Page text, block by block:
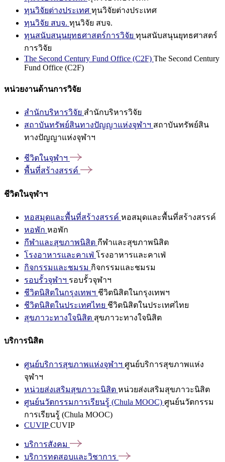
ทุนวิจัยต่างประเทศ ทุนวิจัยต่างประเทศ
ทุนวิจัย สบจ. ทุนวิจัย สบจ.
ทุนสนับสนุนยุทธศาสตร์การวิจัย ทุนสนับสนุนยุทธศาสตร์
การวิจัย
The Second Century Fund Office (C2F) The Second Century
Fund Office (C2F)
หน่วยงานด้านการวิจัย
สำนักบริหารวิจัย สำนักบริหารวิจัย
สถาบันทรัพย์สินทางปัญญาแห่งจุฬาฯ สถาบันทรัพย์สิน
ทางปัญญาแห่งจุฬาฯ
ชีวิตในจุฬาฯ
พื้นที่สร้างสรรค์
ชีวิตในจุฬาฯ
หอสมุดและพื้นที่สร้างสรรค์ หอสมุดและพื้นที่สร้างสรรค์
หอพัก หอพัก
กีฬาและสุขภาพนิสิต กีฬาและสุขภาพนิสิต
โรงอาหารและคาเฟ่ โรงอาหารและคาเฟ่
กิจกรรมและชมรม กิจกรรมและชมรม
รอบรั้วจุฬาฯ รอบรั้วจุฬาฯ
ชีวิตนิสิตในกรุงเทพฯ ชีวิตนิสิตในกรุงเทพฯ
ชีวิตนิสิตในประเทศไทย ชีวิตนิสิตในประเทศไทย
สุขภาวะทางใจนิสิต สุขภาวะทางใจนิสิต
บริการนิสิต
ศูนย์บริการสุขภาพแห่งจุฬาฯ ศูนย์บริการสุขภาพแห่ง
จุฬาฯ
หน่วยส่งเสริมสุขภาวะนิสิต หน่วยส่งเสริมสุขภาวะนิสิต
ศูนย์นวัตกรรมการเรียนรู้ (Chula MOOC) ศูนย์นวัตกรรม
การเรียนรู้ (Chula MOOC)
CUVIPCUVIP
บริการสังคม
บริการทดสอบและวิชาการ